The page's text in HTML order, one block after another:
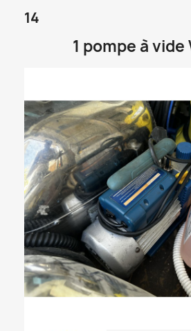
14
1 pompe à vide